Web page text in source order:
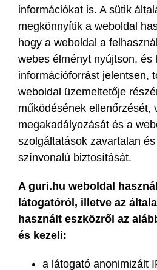
információkat is. A sütik
megkönnyítik a weboldal
hogy a weboldal a
webes élményt nyújtson, és
információforrást jelentsen,
weboldal üzemeltetője
működésének ellenőrzését,
megakadályozását és a
szolgáltatások zavartalan
színvonalú biztosítását.
A guri.hu weboldal
látogatóról, illetve az
használt eszközről az
és kezeli:
a látogató anonimizált